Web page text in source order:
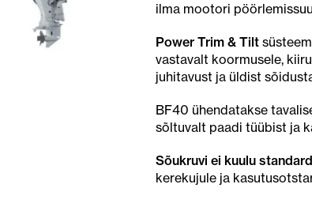
ilma mootori
Power Trim & Tilt
vastavalt koormusele,
juhitavust ja üldist
BF40 ühendatakse
sõltuvalt paadi tüübist ja
Sõukruvi ei kuulu
kerekujule ja